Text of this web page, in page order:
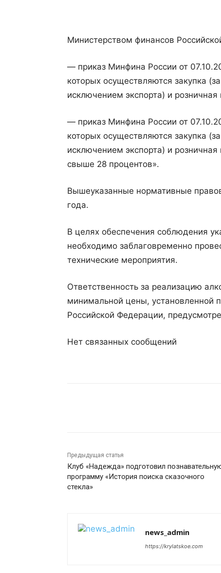
Министерством финансов
— приказ Минфина России от
которых осуществляются закупка
исключением экспорта) и
— приказ Минфина России от
которых осуществляются закупка
исключением экспорта) и
свыше 28 процентов».
Вышеуказанные нормативные
года.
В целях обеспечения соблюдения
необходимо заблаговременно
технические мероприятия.
Ответственность за реализацию
минимальной цены, установленной
Российской Федерации,
Нет связанных сообщений
Предыдущая статья
Клуб «Надежда» подготовил
программу «История поиска сказочного
стекла»
news_admin
https://krylatskoe.com